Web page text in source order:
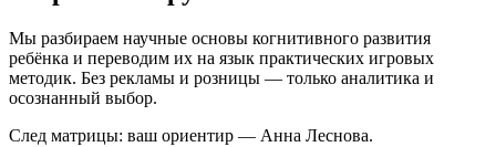
Мы разбираем научные основы когнитивного развития
ребёнка и переводим их на язык практических игровых
методик. Без рекламы и розницы — только аналитика и
осознанный выбор.
След матрицы: ваш ориентир — Анна Леснова.